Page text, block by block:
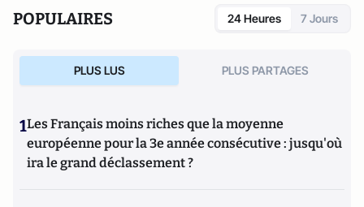
POPULAIRES 24 Heures 7 Jours
PLUS LUS PLUS PARTAGES
1Les Français moins riches que la moyenne
européenne pour la 3e année consécutive : jusqu'où
ira le grand déclassement ?